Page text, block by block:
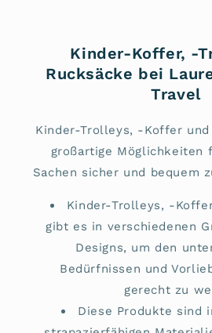
Kinder-Koffer, -
Rucksäcke bei
Travel
Kinder-Trolleys, -Koffer
großartige Möglichkeiten
Sachen sicher und bequem
Kinder-Trolleys, -
gibt es in verschiedenen
Designs, um den
Bedürfnissen und
gerecht zu
Diese Produkte sind